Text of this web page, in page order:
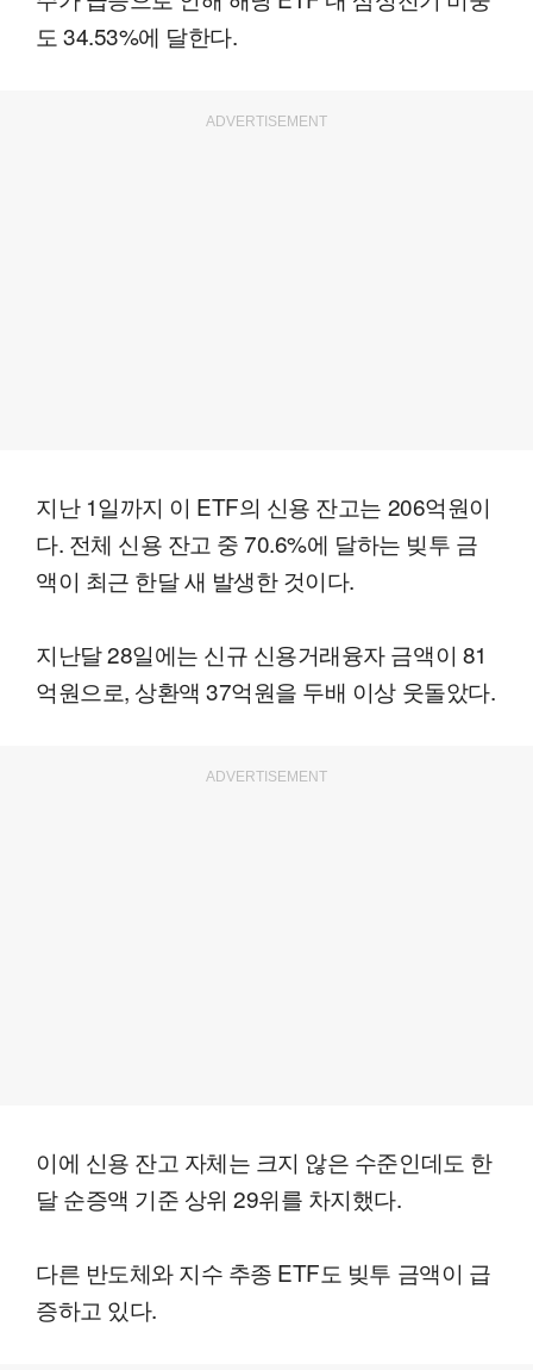
도 34.53%에 달한다.
ADVERTISEMENT
지난 1일까지 이 ETF의 신용 잔고는 206억원이
다. 전체 신용 잔고 중 70.6%에 달하는 빚투 금
액이 최근 한달 새 발생한 것이다.
지난달 28일에는 신규 신용거래융자 금액이 81
억원으로, 상환액 37억원을 두배 이상 웃돌았다.
ADVERTISEMENT
이에 신용 잔고 자체는 크지 않은 수준인데도 한
달 순증액 기준 상위 29위를 차지했다.
다른 반도체와 지수 추종 ETF도 빚투 금액이 급
증하고 있다.